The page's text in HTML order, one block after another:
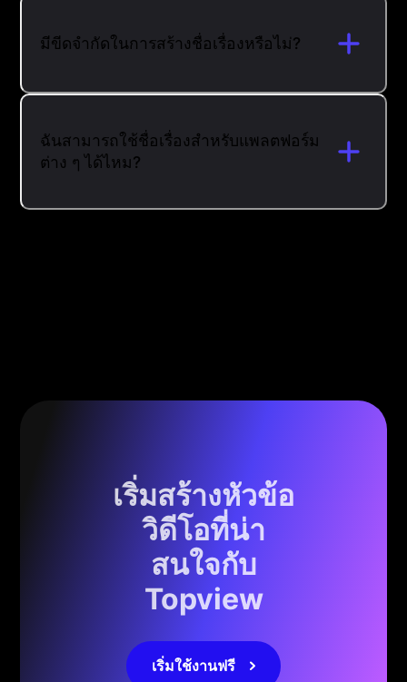
มีขีดจำกัดในการสร้างชื่อเรื่องหรือไม่?
ฉันสามารถใช้ชื่อเรื่องสำหรับแพลตฟอร์ม
ต่าง ๆ ได้ไหม?
เริ่มสร้างหัวข้อ
วิดีโอที่น่า
สนใจกับ
Topview
เริ่มใช้งานฟรี